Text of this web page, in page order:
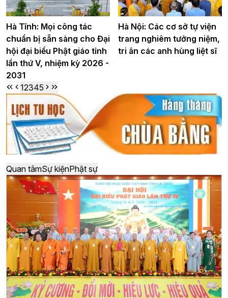
Hà Tĩnh: Mọi công tác
chuẩn bị sẵn sàng cho Đại
hội đại biểu Phật giáo tỉnh
lần thứ V, nhiệm kỳ 2026 -
2031
Hà Nội: Các cơ sở tự viện
trang nghiêm tưởng niệm,
tri ân các anh hùng liệt sĩ
12345
Quan tâmSự kiệnPhật sự